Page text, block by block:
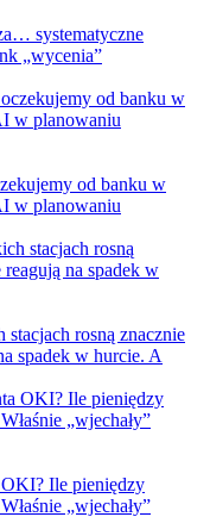
systematyczne
„wycenia”
od banku w
w planowaniu
stacjach rosną znacznie
spadek w hurcie. A
OKI? Ile pieniędzy
„wjechały”